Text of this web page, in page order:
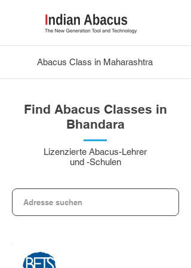
Abacus Class in Maharashtra
Find Abacus Classes in
Bhandara
Lizenzierte Abacus-Lehrer
und -Schulen